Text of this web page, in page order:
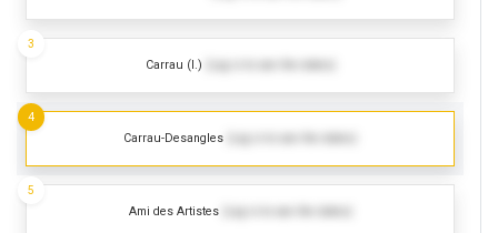
Carrau (I.)
3
Carrau-Desangles
4
Ami des Artistes
5